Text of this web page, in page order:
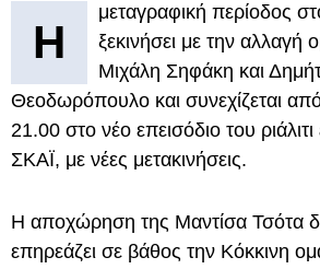
Η
μεταγραφική περίοδος
ξεκινήσει με την αλλαγή
Μιχάλη Σηφάκη και
Θεοδωρόπουλο και συνεχίζεται
21.00 στο νέο επεισόδιο του
ΣΚΑΪ, με νέες μετακινήσεις.
Η αποχώρηση της Μαντίσα Τσότα
επηρεάζει σε βάθος την Κόκκινη